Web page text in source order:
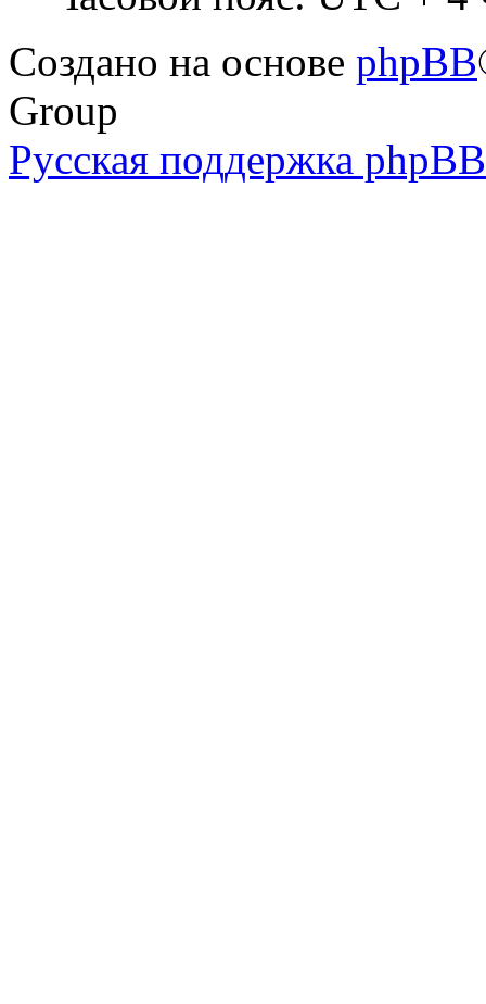
Создано на основе phpBB
Group
Русская поддержка phpBB